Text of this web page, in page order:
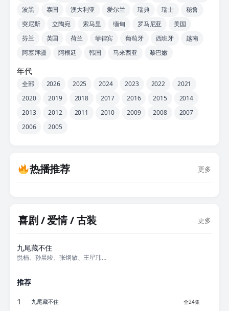
波黑
泰国 澳大利亚 爱尔兰 瑞典 瑞士
秘鲁
突尼斯
立陶宛 索马里 缅甸 罗马尼亚
美国
芬兰
英国 荷兰 菲律宾 葡萄牙 西班牙
越南
阿塞拜疆
阿根廷 韩国 马来西亚 黎巴嫩
年代
全部 2026 2025 2024 2023 2022
2021
2020
2019 2018 2017 2016 2015
2014
2013
2012 2011 2010 2009 2008
2007
2006
2005
热播推荐 更多
喜剧 / 爱情 / 古装 更多
九尾藏不住
悦楠、孙晨竣、张炯敏、王星玮、王嘉丽、张龄汐、张清、张飞飞、齐伟、李思聪
推荐
1 九尾藏不住 全24集